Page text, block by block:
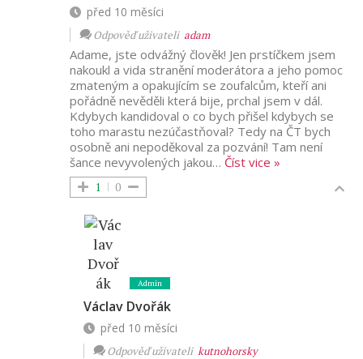
před 10 měsíci
Odpověď uživateli adam
Adame, jste odvážný člověk! Jen prstíčkem jsem
nakoukl a vida stranění moderátora a jeho pomoc
zmateným a opakujícím se zoufalcům, kteří ani
pořádně nevěděli která bije, prchal jsem v dál.
Kdybych kandidoval o co bych přišel kdybych se
toho marastu nezúčastňoval? Tedy na ČT bych
osobně ani nepoděkoval za pozvání! Tam není
šance nevyvolených jakou… Číst vice »
1 0
Admin
Václav Dvořák
před 10 měsíci
Odpověď uživateli kutnohorsky